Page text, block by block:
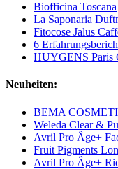
Biofficina Toscana
La Saponaria
Fitocose Jalus
6
HUYGENS Paris
Neuheiten:
BEMA
Weleda Clear &
Avril Pro Âge+
Fruit Pigments
Avril Pro Âge+